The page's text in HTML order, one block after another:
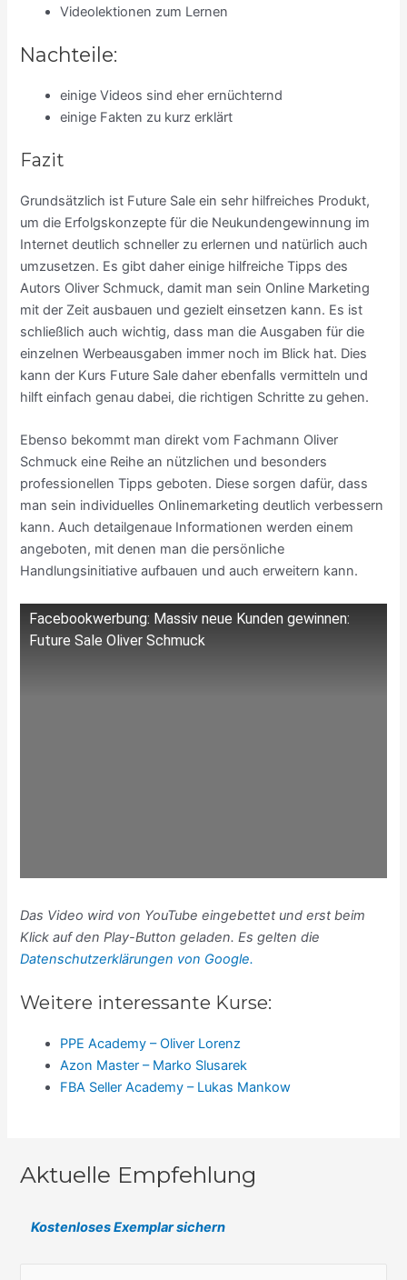
Videolektionen zum Lernen
Nachteile:
einige Videos sind eher ernüchternd
einige Fakten zu kurz erklärt
Fazit
Grundsätzlich ist Future Sale ein sehr hilfreiches Produkt,
um die Erfolgskonzepte für die Neukundengewinnung im
Internet deutlich schneller zu erlernen und natürlich auch
umzusetzen. Es gibt daher einige hilfreiche Tipps des
Autors Oliver Schmuck, damit man sein Online Marketing
mit der Zeit ausbauen und gezielt einsetzen kann. Es ist
schließlich auch wichtig, dass man die Ausgaben für die
einzelnen Werbeausgaben immer noch im Blick hat. Dies
kann der Kurs Future Sale daher ebenfalls vermitteln und
hilft einfach genau dabei, die richtigen Schritte zu gehen.
Ebenso bekommt man direkt vom Fachmann Oliver
Schmuck eine Reihe an nützlichen und besonders
professionellen Tipps geboten. Diese sorgen dafür, dass
man sein individuelles Onlinemarketing deutlich verbessern
kann. Auch detailgenaue Informationen werden einem
angeboten, mit denen man die persönliche
Handlungsinitiative aufbauen und auch erweitern kann.
Facebookwerbung: Massiv neue Kunden gewinnen:
Future Sale Oliver Schmuck
Das Video wird von YouTube eingebettet und erst beim
Klick auf den Play-Button geladen. Es gelten die
Datenschutzerklärungen von Google.
Weitere interessante Kurse:
PPE Academy – Oliver Lorenz
Azon Master – Marko Slusarek
FBA Seller Academy – Lukas Mankow
Aktuelle Empfehlung
Kostenloses Exemplar sichern